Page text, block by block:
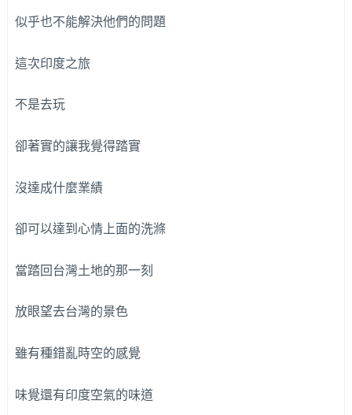
似乎也不能解決他們的問題
這次印度之旅
不是去玩
卻著實的讓我覺得踏實
沒達成什麼業績
卻可以達到心情上面的洗滌
當踏回台灣土地的那一刻
放眼望去台灣的景色
雖有種錯亂時空的感覺
味覺還有印度空氣的味道